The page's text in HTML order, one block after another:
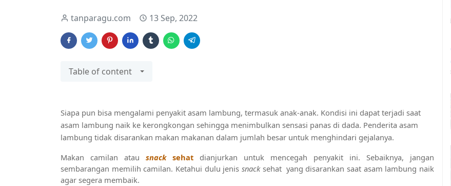
tanparagu.com 13 Sep, 2022
Table of content
Siapa pun bisa mengalami penyakit asam lambung, termasuk anak-anak. Kondisi ini dapat terjadi saat
asam lambung naik ke kerongkongan sehingga menimbulkan sensasi panas di dada. Penderita asam
lambung tidak disarankan makan makanan dalam jumlah besar untuk menghindari gejalanya.
Makan camilan atau snack sehat dianjurkan untuk mencegah penyakit ini. Sebaiknya, jangan
sembarangan memilih camilan. Ketahui dulu jenis snack sehat  yang disarankan saat asam lambung naik
agar segera membaik.